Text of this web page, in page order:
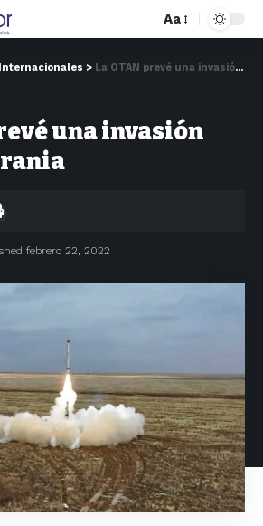
Aa
Internacionales > La OTAN prevé una invasión rusa en Ucrania
una invasión
febrero 22, 2022